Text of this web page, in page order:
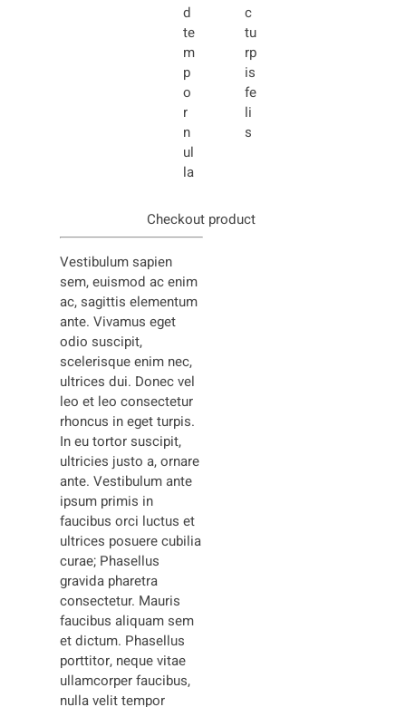
d
te
m
p
o
r
n
ul
la
c
tu
rp
is
fe
li
s
Checkout product
Vestibulum sapien
sem, euismod ac enim
ac, sagittis elementum
ante. Vivamus eget
odio suscipit,
scelerisque enim nec,
ultrices dui. Donec vel
leo et leo consectetur
rhoncus in eget turpis.
In eu tortor suscipit,
ultricies justo a, ornare
ante. Vestibulum ante
ipsum primis in
faucibus orci luctus et
ultrices posuere cubilia
curae; Phasellus
gravida pharetra
consectetur. Mauris
faucibus aliquam sem
et dictum. Phasellus
porttitor, neque vitae
ullamcorper faucibus,
nulla velit tempor